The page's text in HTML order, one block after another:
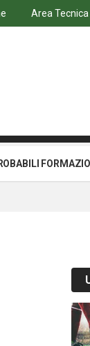
Area Tecnica